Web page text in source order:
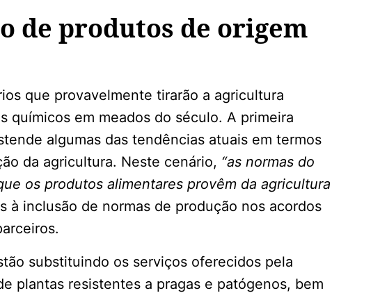
de produtos de origem
que provavelmente tirarão a agricultura
químicos em meados do século. A primeira
algumas das tendências atuais em termos
da agricultura. Neste cenário, “as normas do
os produtos alimentares provêm da agricultura
à inclusão de normas de produção nos acordos
substituindo os serviços oferecidos pela
plantas resistentes a pragas e patógenos, bem